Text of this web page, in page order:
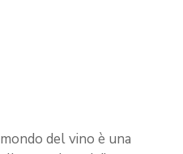
del vino è una